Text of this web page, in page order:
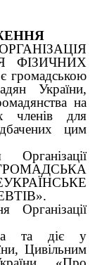
ФІЗИЧНИХ
громадською
України,
на
членів для
цим
Організації
та діє у
Цивільним